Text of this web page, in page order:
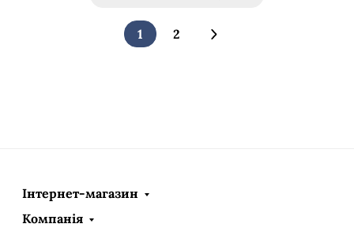
1 2
Інтернет-магазин
Компанія